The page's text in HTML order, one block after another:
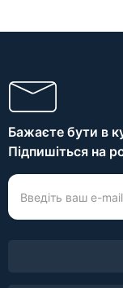
Бажаєте бути в
Підпишіться на